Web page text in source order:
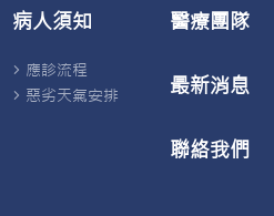
病人須知
應診流程
惡劣天氣安排
醫療團隊
最新消息
聯絡我們